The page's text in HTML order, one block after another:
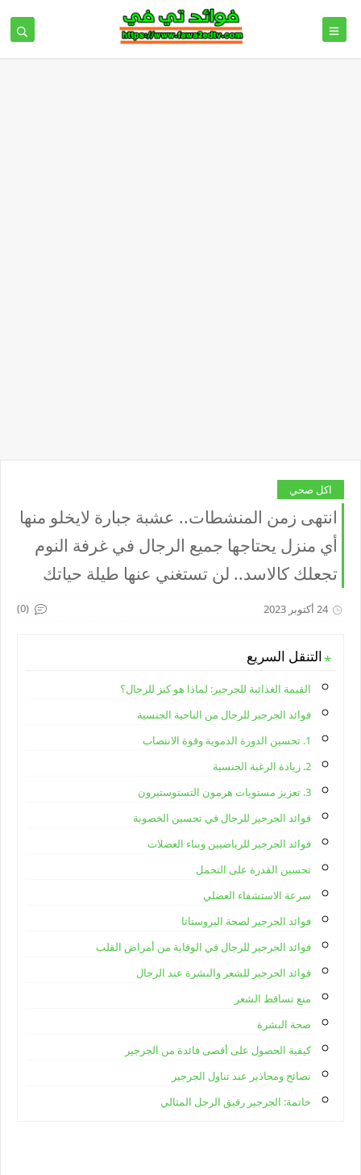
اكل صحي
انتهى زمن المنشطات.. عشبة جبارة لايخلو منها
أي منزل يحتاجها جميع الرجال في غرفة النوم
تجعلك كالاسد.. لن تستغني عنها طيلة حياتك
24 أكتوبر 2023 (0)
التنقل السريع
القيمة الغذائية للجرجير: لماذا هو كنز للرجال؟
فوائد الجرجير للرجال من الناحية الجنسية
1. تحسين الدورة الدموية وقوة الانتصاب
2. زيادة الرغبة الجنسية
3. تعزيز مستويات هرمون التستوستيرون
فوائد الجرجير للرجال في تحسين الخصوبة
فوائد الجرجير للرياضيين وبناء العضلات
تحسين القدرة على التحمل
سرعة الاستشفاء العضلي
فوائد الجرجير لصحة البروستاتا
فوائد الجرجير للرجال في الوقاية من أمراض القلب
فوائد الجرجير للشعر والبشرة عند الرجال
منع تساقط الشعر
صحة البشرة
كيفية الحصول على أقصى فائدة من الجرجير
نصائح ومحاذير عند تناول الجرجير
خاتمة: الجرجير رفيق الرجل المثالي